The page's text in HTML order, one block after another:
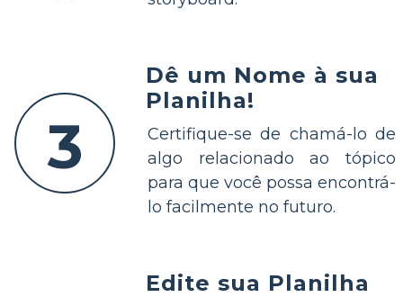
3
Dê um Nome à sua
Planilha!
Certifique-se de chamá-lo de
algo relacionado ao tópico
para que você possa encontrá-
lo facilmente no futuro.
Edite sua Planilha